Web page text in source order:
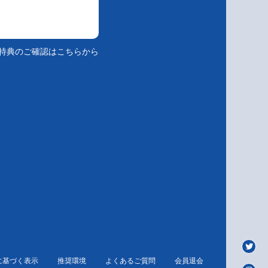
典のご確認はこちらから
基づく表示 推奨環境 よくあるご質問 会員退会